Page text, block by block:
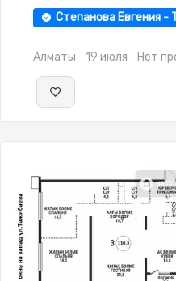
Оптика,потолки:
Степанова Евгения -
Алматы 19 июля Нет